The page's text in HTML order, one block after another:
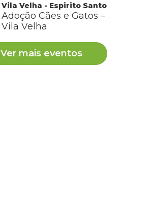
Vila Velha - Espirito Santo
Adoção Cães e Gatos –
Vila Velha
Ver mais eventos